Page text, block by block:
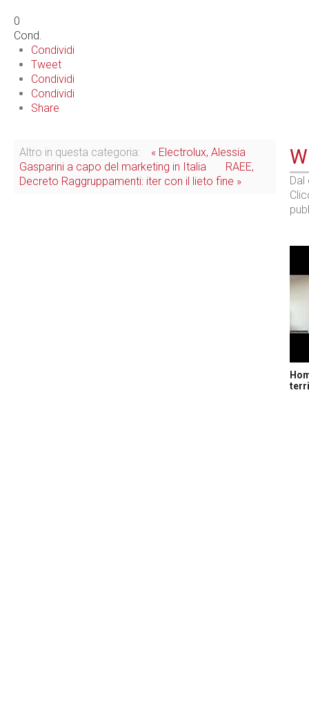
0
Cond.
Condividi
Tweet
Condividi
Condividi
Share
Altro in questa categoria:
« Electrolux, Alessia
Gasparini a capo del marketing in Italia
RAEE,
Decreto Raggruppamenti: iter con il lieto fine »